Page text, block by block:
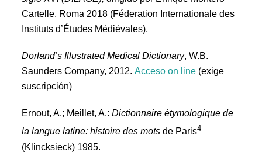
Cartelle, Roma 2018 (Féderation Internationale des
Instituts d’Études Médiévales).
Dorland’s Illustrated Medical Dictionary, W.B.
Saunders Company, 2012.Acceso on line (exige
suscripción)
Ernout, A.; Meillet, A.:Dictionnaire étymologique de
la langue latine: histoire des mots de Paris4
(Klincksieck) 1985.